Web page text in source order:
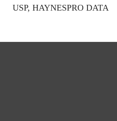
USP, HAYNESPRO DATA